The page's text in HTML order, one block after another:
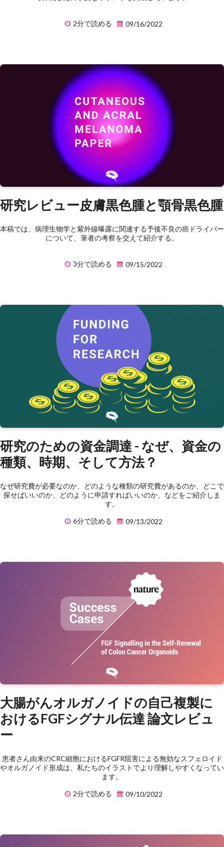
2分で読める 09/16/2022
研究レビュー皮膚黒色腫と顎骨黒色腫
本稿では、病理生物学と紫外線曝露に関連する予後不良の癌ドライバー
について、筆者の考察を交えて紹介する。
3分で読める 09/15/2022
研究のための資金調達 - なぜ、資金の
種類、時期、そして方法？
なぜ研究費が必要なのか、どのような種類の研究費があるのか、どこで
探せばいいのか、どのように申請すればいいのか、などをご紹介しま
す。
6分で読める
09/13/2022
大腸がんオルガノイドの自己複製に
おけるFGFシグナル伝達 論文レビュ
ー
患者さん由来のCRC細胞におけるFGFR阻害による無効なスフェロイド
やオルガノイド形成は、私たちのイラストでより理解しやすくなってい
ます。
2分で読める
09/10/2022